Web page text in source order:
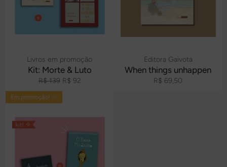
Livros em promoção
Kit: Morte & Luto
Preço
normal
R$ 139 Preço
promocional
R$ 92
Editora Gaivota
When things unhappen
Preço
R$ 69,50
Em promoção! ☆